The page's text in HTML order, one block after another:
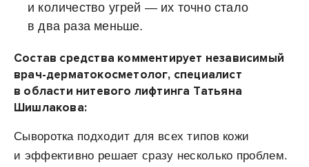
и количество угрей — их точно стало
в два раза меньше.
Состав средства комментирует независимый
врач-дерматокосметолог, специалист
в области нитевого лифтинга Татьяна
Шишлакова:
Сыворотка подходит для всех типов кожи
и эффективно решает сразу несколько проблем.